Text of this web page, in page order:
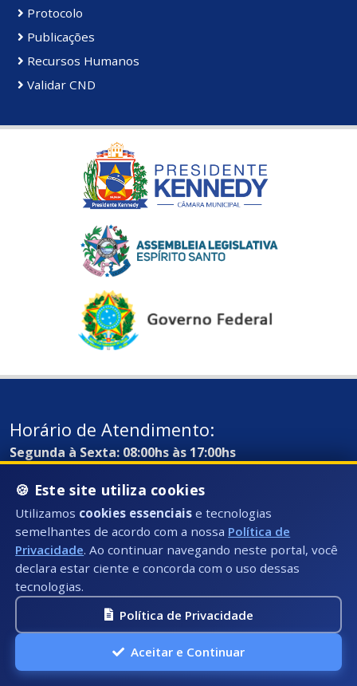
Protocolo
Publicações
Recursos Humanos
Validar CND
Horário de Atendimento:
Segunda à Sexta: 08:00hs às 17:00hs
Telefone:
Fixo: (28) 3535-3603 (Ramal 1025)
E-mail:
ouvidoria@presidentekennedy.es.gov.br
🍪 Este site utiliza cookies
Utilizamos cookies essenciais e tecnologias
semelhantes de acordo com a nossa Política de
Privacidade. Ao continuar navegando neste portal, você
declara estar ciente e concorda com o uso dessas
tecnologias.
Política de Privacidade
Aceitar e Continuar